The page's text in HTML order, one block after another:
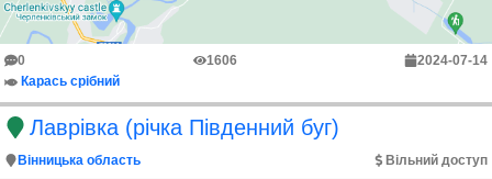
0 1606
2024-07-14
Карась срібний
Лаврівка (річка Південний буг)
Вінницька область Вільний доступ